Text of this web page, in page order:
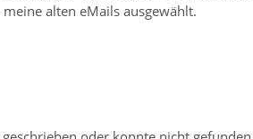
alten eMails ausgewählt.